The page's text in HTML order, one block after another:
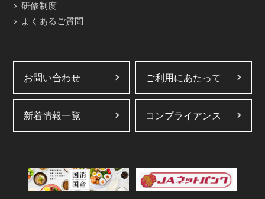
研修制度
よくあるご質問
お問い合わせ ご利用にあたって
新着情報一覧 コンプライアンス